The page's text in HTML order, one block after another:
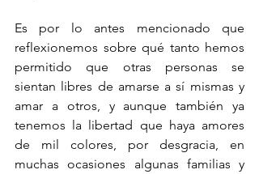
Es por lo antes mencionado que
reflexionemos sobre qué tanto hemos
permitido que otras personas se
sientan libres de amarse a sí mismas y
amar a otros, y aunque también ya
tenemos la libertad que haya amores
de mil colores, por desgracia, en
muchas ocasiones algunas familias y